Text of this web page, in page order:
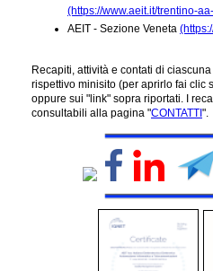
(https://www.aeit.it/trentino-
AEIT - Sezione Veneta
Recapiti, attività e contati di
rispettivo minisito (per aprirlo fai clic
oppure sui "link" sopra riportati. I
consultabili alla pagina "CONTATTI ".